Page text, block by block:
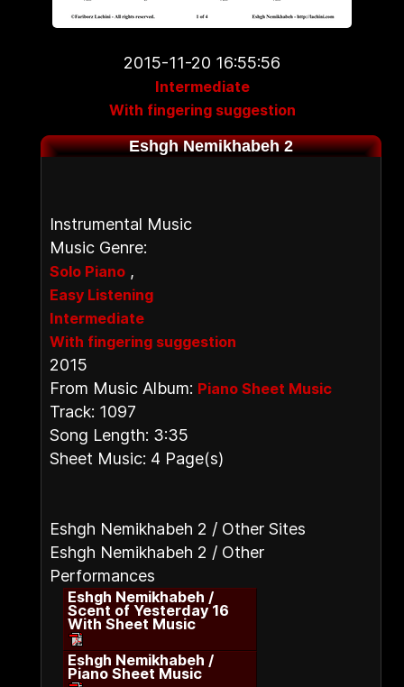
2015-11-20 16:55:56
Intermediate
With fingering suggestion
Eshgh Nemikhabeh 2
Instrumental Music
Music Genre:
Solo Piano ,
Easy Listening
Intermediate
With fingering suggestion
2015
From Music Album: Piano Sheet Music
Track: 1097
Song Length: 3:35
Sheet Music: 4 Page(s)
Eshgh Nemikhabeh 2 / Other Sites
Eshgh Nemikhabeh 2 / Other
Performances
Eshgh Nemikhabeh /
Scent of Yesterday 16
With Sheet Music
Eshgh Nemikhabeh /
Piano Sheet Music